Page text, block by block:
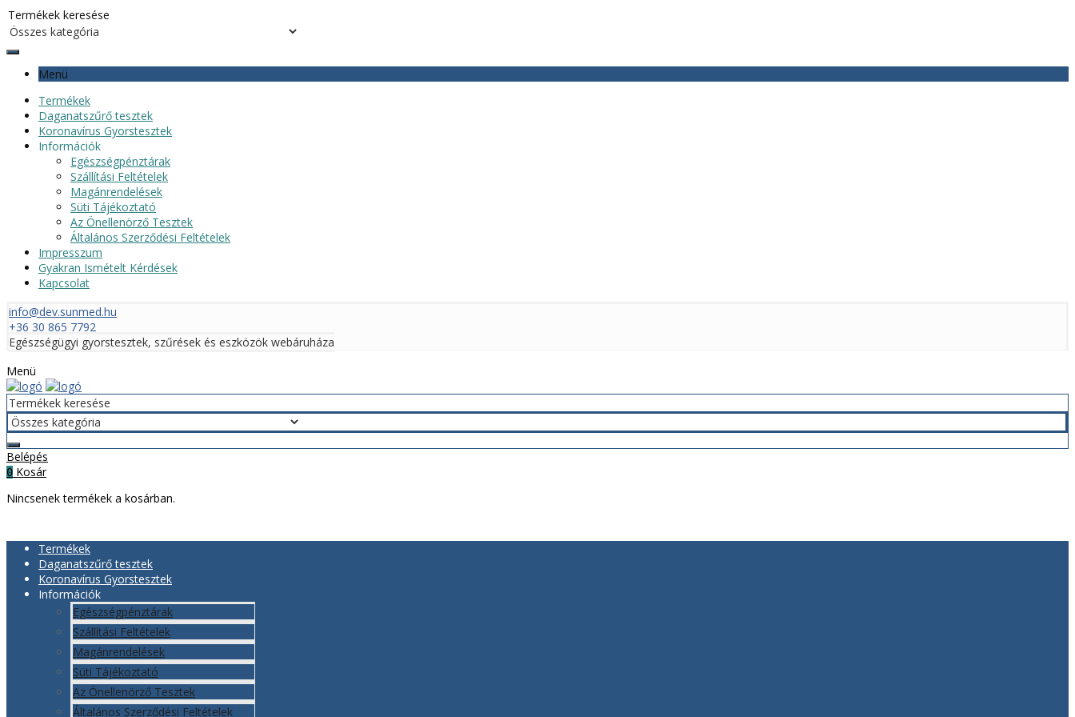
Menü
Termékek
Daganatszűrő tesztek
Koronavírus Gyorstesztek
Információk
Egészségpénztárak
Szállítási Feltételek
Magánrendelések
Süti Tájékoztató
Az Önellenörző Tesztek
Általános Szerződési Feltételek
Impresszum
Gyakran Ismételt Kérdések
Kapcsolat
info@dev.sunmed.hu
+36 30 865 7792
Egészségügyi gyorstesztek, szűrések és eszközök webáruháza
Menü
Belépés
0 Kosár
Nincsenek termékek a kosárban.
Termékek
Daganatszűrő tesztek
Koronavírus Gyorstesztek
Információk
Egészségpénztárak
Szállítási Feltételek
Magánrendelések
Süti Tájékoztató
Az Önellenörző Tesztek
Általános Szerződési Feltételek